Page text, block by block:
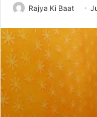
Rajya Ki Baat